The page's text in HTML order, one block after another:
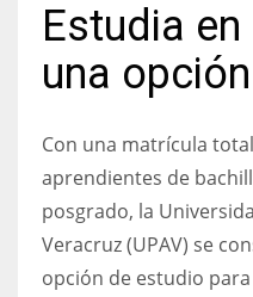
Estudia en
una
Con una matrícula
aprendientes de
posgrado, la
Veracruz (UPAV) se
opción de estudio